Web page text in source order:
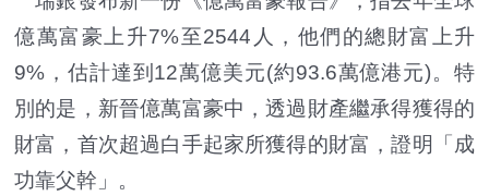
億萬富豪上升7%至2544人，他們的總財富上升
9%，估計達到12萬億美元(約93.6萬億港元)。特
別的是，新晉億萬富豪中，透過財產繼承得獲得的
財富，首次超過白手起家所獲得的財富，證明「成
功靠父幹」。